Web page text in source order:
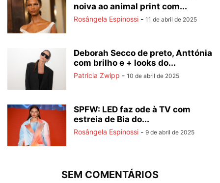
noiva ao animal print com...
Rosângela Espinossi - 11 de abril de 2025
Deborah Secco de preto, Anttónia
com brilho e + looks do...
Patricia Zwipp - 10 de abril de 2025
SPFW: LED faz ode à TV com
estreia de Bia do...
Rosângela Espinossi - 9 de abril de 2025
SEM COMENTÁRIOS